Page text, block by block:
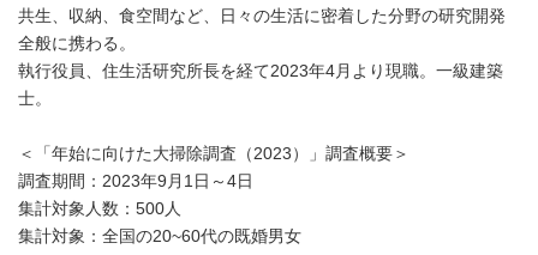
共生、収納、食空間など、日々の生活に密着した分野の研究開発
全般に携わる。
執行役員、住生活研究所長を経て2023年4月より現職。一級建築
士。
＜「年始に向けた大掃除調査（2023）」調査概要＞
調査期間：2023年9月1日～4日
集計対象人数：500人
集計対象：全国の20~60代の既婚男女